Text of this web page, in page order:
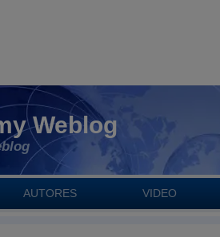
Weblog
AUTORES VIDEO